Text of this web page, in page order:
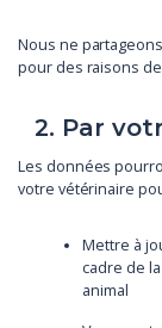
Nous ne
pour des raisons
2. Par
Les données
votre vétérinaire
Mettre à
cadre de
animal